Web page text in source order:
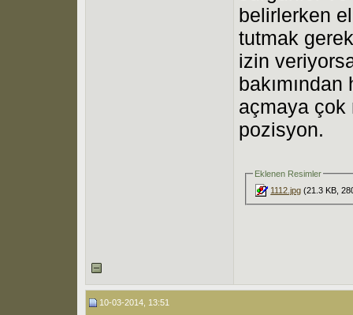
belirlerken
tutmak
izin
açmaya çok
pozisyon.
Eklenen Resimler
1112.jpg (21.3 KB,
10-03-2014, 13:51